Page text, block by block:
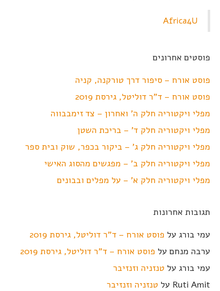
Africa4U
פוסטים אחרונים
פוסט אורח – סיפור דרך טורקנה, קניה
פוסט אורח – ד"ר דוליטל, גירסת 2019
מפלי ויקטוריה חלק ה' ואחרון – צד זימבבווה
מפלי ויקטוריה חלק ד' – בריכת השטן
מפלי ויקטוריה חלק ג' – ביקור בכפר, שוק ובית ספר
מפלי ויקטוריה חלק ב' – מפגשים מהסוג האישי
מפלי ויקטוריה חלק א' – על מפלים ובבונים
תגובות אחרונות
עמי בורג על פוסט אורח – ד"ר דוליטל, גירסת 2019
ערבה מנחם על פוסט אורח – ד"ר דוליטל, גירסת 2019
עמי בורג על טנזניה וזנזיבר
Ruti Amit על טנזניה וזנזיבר